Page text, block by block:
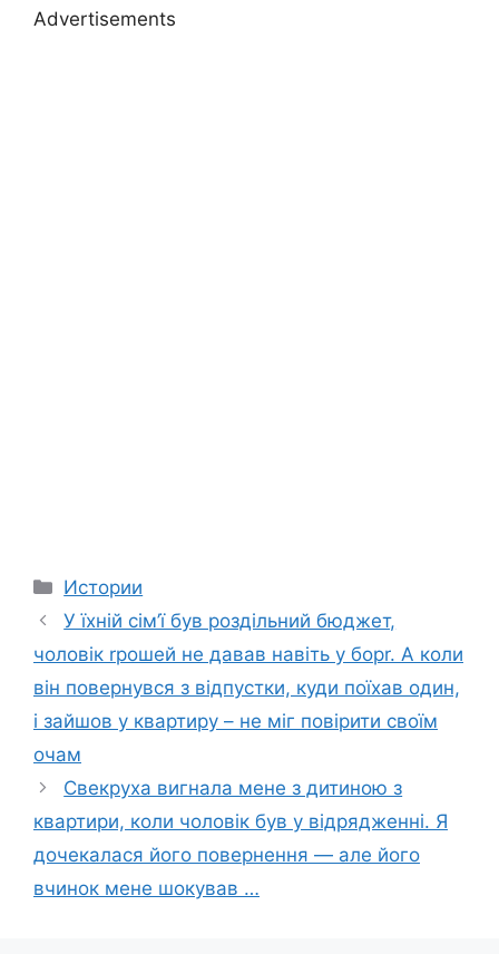
Advertisements
Categories
Истории
У їхній сім’ї був роздільний бюджет,
чоловік rрошей не давав навіть у борr. А коли
він повернувся з відпустки, куди поїхав один,
і зайшов у квартиру – не міг повірити своїм
очам
Свекруха вигнала мене з дитиною з
квартири, коли чоловік був у відрядженні. Я
дочекалася його повернення — але його
вчинок мене шокyвав …